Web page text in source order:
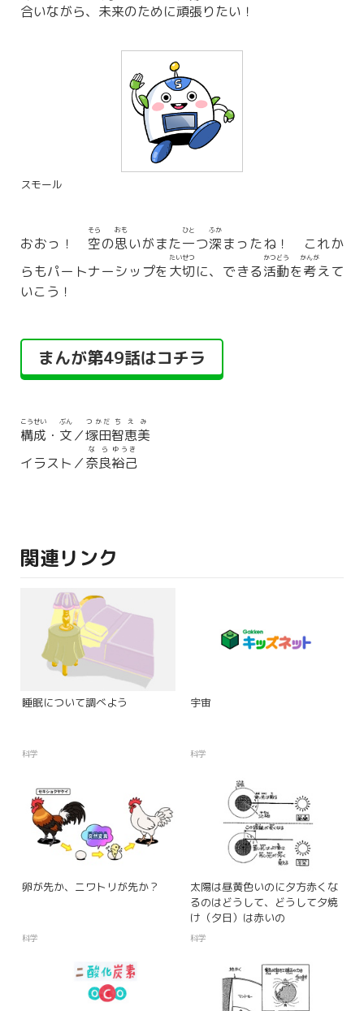
合いながら、 未来のために頑張りたい！
スモール
おおっ！ 空
そら
の思
おも
いがまた一
ひと
つ深
ふか
まったね！ これか
らもパートナーシップを 大切
たいせつ
に、できる活動
かつどう
を考
かんが
えて
いこう！
まんが第49話はコチラ
構成
こうせい
・ 文
ぶん
／塚田
つかだ
智恵美
ちえみ
イラスト／奈良
なら
裕己
ゆうき
関連リンク
睡眠について調べよう
科学
宇宙
科学
卵が先か、ニワトリが先か？
科学
太陽は昼黄色いのに夕方赤くな
るのはどうして、どうして夕焼
け（夕日）は赤いの
科学